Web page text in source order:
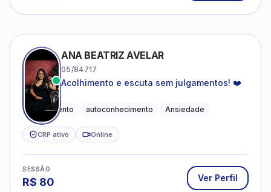
ANA BEATRIZ AVELAR
05/84717
Acolhimento e escuta sem julgamentos! ❤️
Acolhimento autoconhecimento Ansiedade
CRP ativo Online
SESSÃO
R$ 80 Ver Perfil